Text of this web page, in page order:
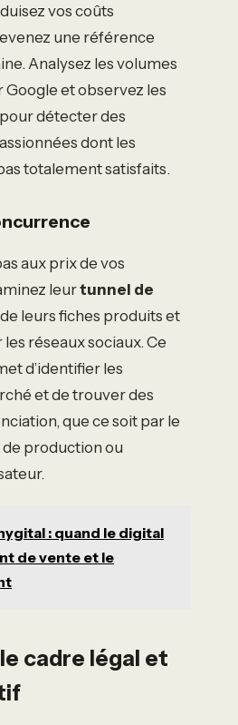
vos coûts
une référence
Analysez les volumes
et observez les
détecter des
dont les
totalement satisfaits.
aux prix de vos
leurtunnel de
de leurs fiches produits et
réseaux sociaux. Ce
d’identifier les
et de trouver des
que ce soit par le
de production ou
: quand le digital
de vente et le
cadre légal et